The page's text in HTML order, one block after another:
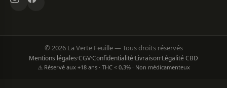
© 2026 La Verte Feuille — Tous droits réservés
Mentions légales·CGV·Confidentialité·Livraison·Légalité CBD
⚠️ Réservé aux +18 ans · THC < 0,3% · Non médicamenteux